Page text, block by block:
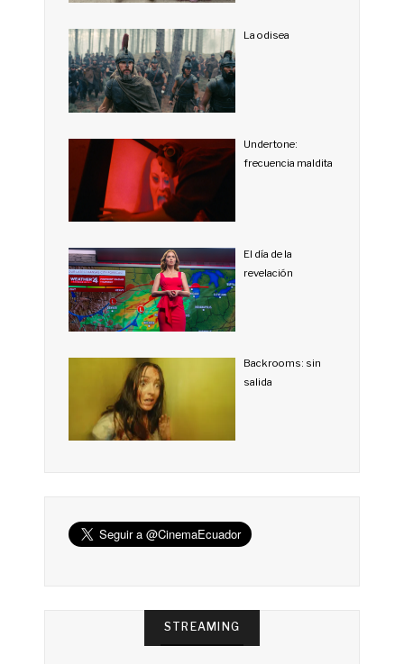
La odisea
Undertone:
frecuencia maldita
El día de la
revelación
Backrooms: sin
salida
STREAMING